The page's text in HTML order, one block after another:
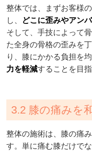
整体では、まずお客様
し、 どこに歪みやアン
そして、手技によって
た全身の骨格の歪みを
り、膝にかかる負担を
力を軽減することを目指
3.2 膝の痛みを
整体の施術は、膝の痛
す。単に痛む膝だけで